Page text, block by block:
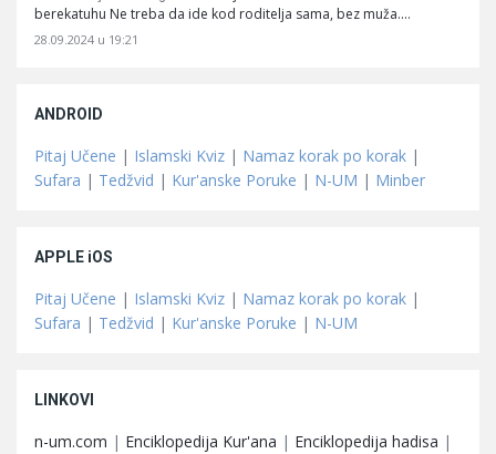
berekatuhu Ne treba da ide kod roditelja sama, bez muža.…
28.09.2024 u 19:21
ANDROID
Pitaj Učene | Islamski Kviz | Namaz korak po korak |
Sufara | Tedžvid | Kur'anske Poruke | N-UM | Minber
APPLE iOS
Pitaj Učene | Islamski Kviz | Namaz korak po korak |
Sufara | Tedžvid | Kur'anske Poruke | N-UM
LINKOVI
n-um.com | Enciklopedija Kur'ana | Enciklopedija hadisa |